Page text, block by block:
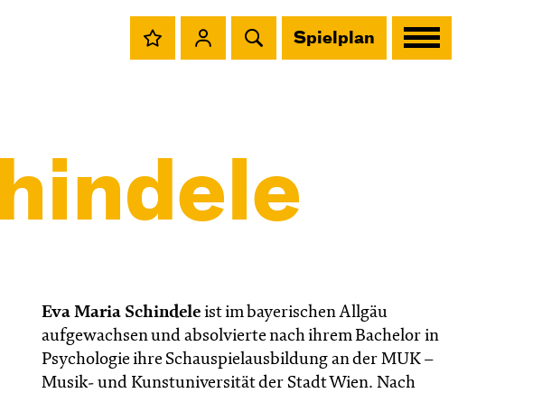
Spielplan
Eva Maria Schindele ist im bayerischen Allgäu
aufgewachsen und absolvierte nach ihrem Bachelor in
Psychologie ihre Schauspielausbildung an der MUK –
Musik- und Kunstuniversität der Stadt Wien. Nach